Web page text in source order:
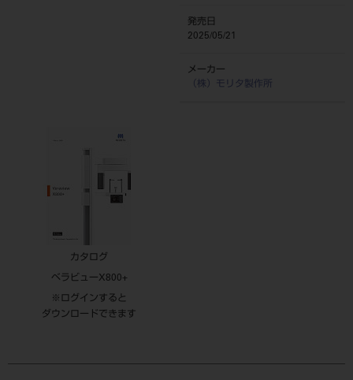
発売日
2025/05/21
メーカー
（株）モリタ製作所
カタログ
ベラビューX800+
※ログインすると
ダウンロードできます